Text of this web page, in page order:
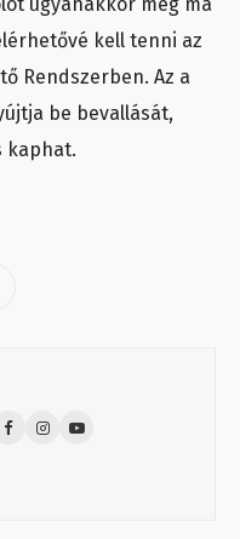
ugyanakkor még ma
kell tenni az
Rendszerben. Az a
be bevallását,
kaphat.